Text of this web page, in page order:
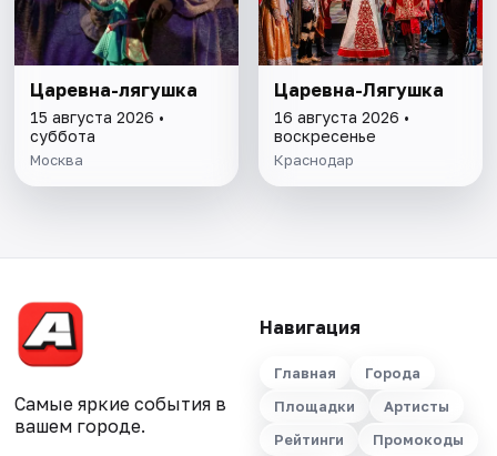
Царевна-лягушка
15 августа 2026 •
суббота
Москва
Царевна-Лягушка
16 августа 2026 •
воскресенье
Краснодар
Самые яркие события в
вашем городе.
Навигация
Главная
Города
Площадки
Артисты
Рейтинги
Промокоды